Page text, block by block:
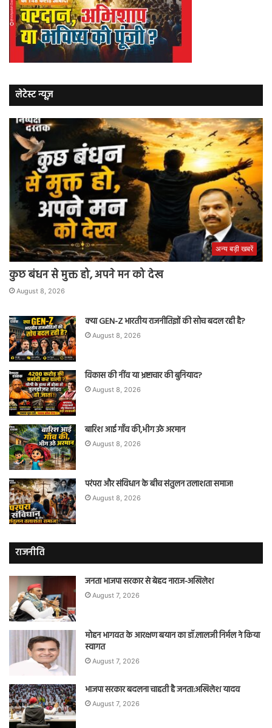
लेटेस्ट न्यूज़
अन्य बड़ी खबरें
कुछ बंधन से मुक्त हो, अपने मन को देख
August 8, 2026
क्या GEN-Z भारतीय राजनीतिज्ञों की सोच बदल रही है?
August 8, 2026
विकास की नींव या भ्रष्टाचार की बुनियाद?
August 8, 2026
बारिश आई गाँव की,भीग उठे अरमान
August 8, 2026
परंपरा और संविधान के बीच संतुलन तलाशता समाज!
August 8, 2026
राजनीति
जनता भाजपा सरकार से बेहद नाराज-अखिलेश
August 7, 2026
मोहन भागवत के आरक्षण बयान का डॉ.लालजी निर्मल ने किया
स्वागत
August 7, 2026
भाजपा सरकार बदलना चाहती है जनता:अखिलेश यादव
August 7, 2026